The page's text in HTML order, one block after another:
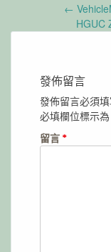
←
HGUC
發佈留言
發佈留言必須
必填欄位標示為
留言 *